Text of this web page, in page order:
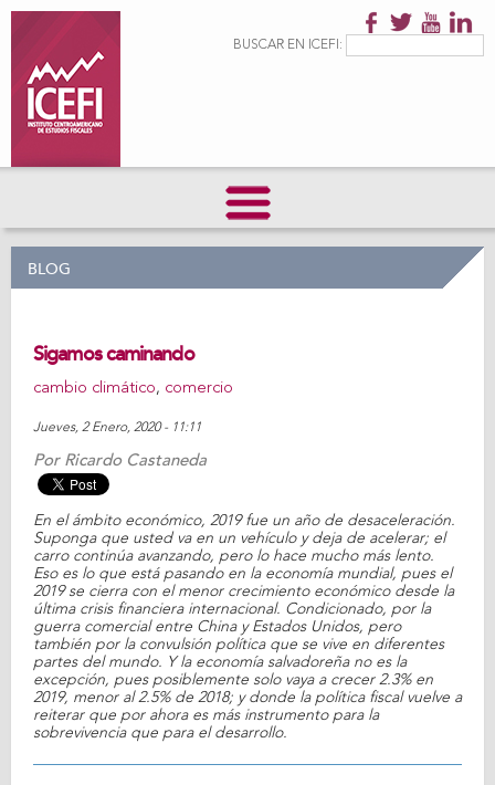
principalFormulario de
BUSCAR EN ICEFI:
BLOG
Sigamos caminando
cambio climático, comercio
Jueves, 2 Enero, 2020 - 11:11
Por Ricardo Castaneda
En el ámbito económico, 2019 fue un año de desaceleración.
Suponga que usted va en un vehículo y deja de acelerar; el
carro continúa avanzando, pero lo hace mucho más lento.
Eso es lo que está pasando en la economía mundial, pues el
2019 se cierra con el menor crecimiento económico desde la
última crisis financiera internacional. Condicionado, por la
guerra comercial entre China y Estados Unidos, pero
también por la convulsión política que se vive en diferentes
partes del mundo. Y la economía salvadoreña no es la
excepción, pues posiblemente solo vaya a crecer 2.3% en
2019, menor al 2.5% de 2018; y donde la política fiscal vuelve a
reiterar que por ahora es más instrumento para la
sobrevivencia que para el desarrollo.